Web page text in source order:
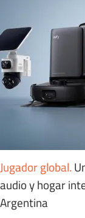
Jugador global.
audio y hogar
Argentina